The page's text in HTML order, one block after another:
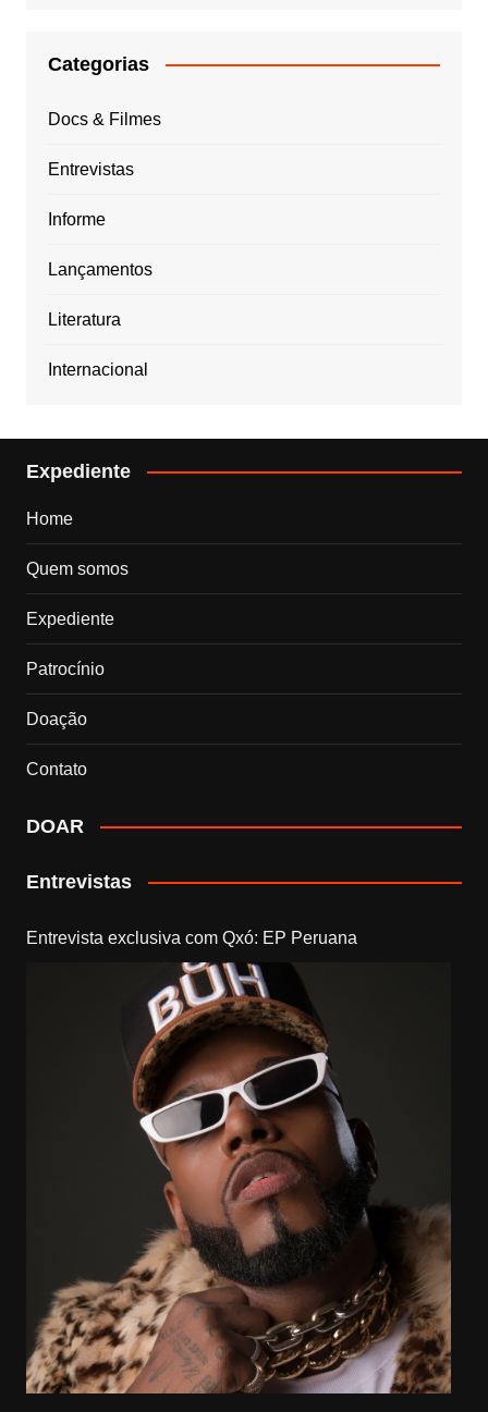
Categorias
Docs & Filmes
Entrevistas
Informe
Lançamentos
Literatura
Internacional
Expediente
Home
Quem somos
Expediente
Patrocínio
Doação
Contato
DOAR
Entrevistas
Entrevista exclusiva com Qxó: EP Peruana